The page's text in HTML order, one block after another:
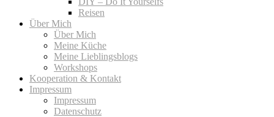
Reisen
Über Mich
Über Mich
Meine Küche
Meine Lieblingsblogs
Workshops
Kooperation & Kontakt
Impressum
Impressum
Datenschutz